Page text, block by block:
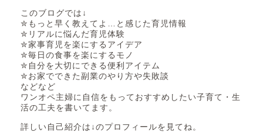
このブログでは↓
✮もっと早く教えてよ…と感じた育児情報
✮リアルに悩んだ育児体験
✮家事育児を楽にするアイデア
✮毎日の食事を楽にするモノ
✮自分を大切にできる便利アイテム
✮お家でできた副業のやり方や失敗談
などなど
ワンオペ主婦に自信をもっておすすめしたい子育て・生
活の工夫を書いてます。
詳しい自己紹介は↓のプロフィールを見てね。